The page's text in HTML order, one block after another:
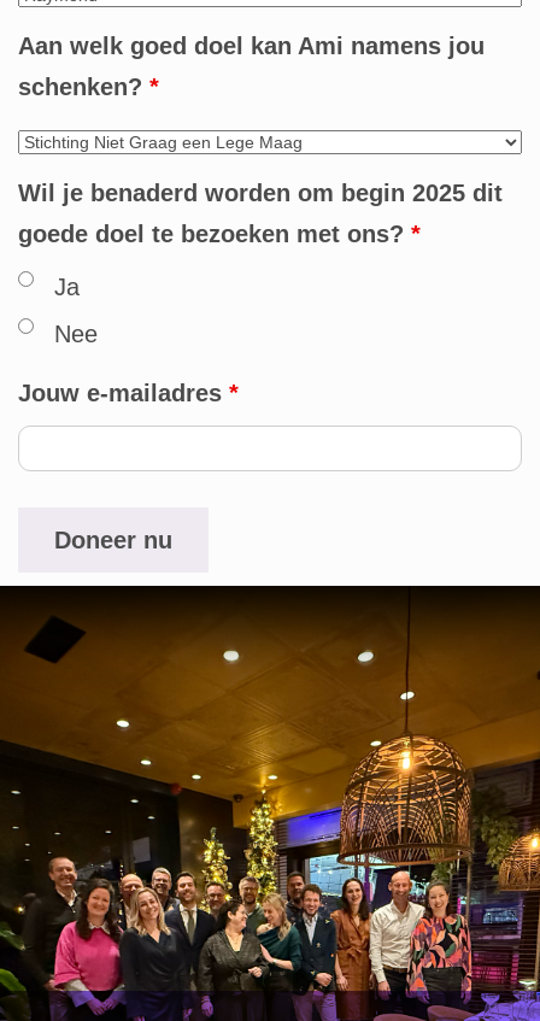
Aan welk goed doel kan Ami namens jou
schenken? *
Wil je benaderd worden om begin 2025 dit
goede doel te bezoeken met ons? *
Ja
Nee
Jouw e-mailadres *